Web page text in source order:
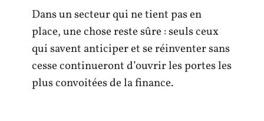
Dans un secteur qui ne tient pas en
place, une chose reste sûre : seuls ceux
qui savent anticiper et se réinventer sans
cesse continueront d’ouvrir les portes les
plus convoitées de la finance.